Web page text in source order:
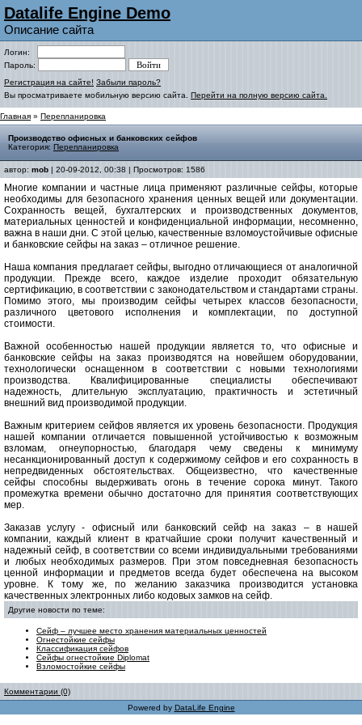
Datalife Engine Demo
Описание сайта
Логин:
Пароль:
Регистрация на сайте! Забыли пароль?
Вы просматриваете мобильную версию сайта. Перейти на полную версию сайта.
Главная » Перепланировка
Производство офисных и банковских сейфов
Категория: Перепланировка
автор: mob | 20-09-2012, 00:38 | Просмотров: 1586
Многие компании и частные лица применяют различные сейфы, которые
необходимы для безопасного хранения ценных вещей или документации.
Сохранность вещей, бухгалтерских и производственных документов,
материальных ценностей и конфиденциальной информации, несомненно,
важна в наши дни. С этой целью, качественные взломоустойчивые офисные
и банковские сейфы на заказ – отличное решение.
Наша компания предлагает сейфы, выгодно отличающиеся от аналогичной
продукции. Прежде всего, каждое изделие проходит обязательную
сертификацию, в соответствии с законодательством и стандартами страны.
Помимо этого, мы производим сейфы четырех классов безопасности,
различного цветового исполнения и комплектации, по доступной
стоимости.
Важной особенностью нашей продукции является то, что офисные и
банковские сейфы на заказ производятся на новейшем оборудовании,
технологически оснащенном в соответствии с новыми технологиями
производства. Квалифицированные специалисты обеспечивают
надежность, длительную эксплуатацию, практичность и эстетичный
внешний вид производимой продукции.
Важным критерием сейфов является их уровень безопасности. Продукция
нашей компании отличается повышенной устойчивостью к возможным
взломам, огнеупорностью, благодаря чему сведены к минимуму
несанкционированный доступ к содержимому сейфов и его сохранность в
непредвиденных обстоятельствах. Общеизвестно, что качественные
сейфы способны выдерживать огонь в течение сорока минут. Такого
промежутка времени обычно достаточно для принятия соответствующих
мер.
Заказав услугу - офисный или банковский сейф на заказ – в нашей
компании, каждый клиент в кратчайшие сроки получит качественный и
надежный сейф, в соответствии со всеми индивидуальными требованиями
и любых необходимых размеров. При этом повседневная безопасность
ценной информации и предметов всегда будет обеспечена на высоком
уровне. К тому же, по желанию заказчика производится установка
качественных электронных либо кодовых замков на сейф.
Другие новости по теме:
Сейф – лучшее место хранения материальных ценностей
Огнестойкие сейфы
Классификация сейфов
Сейфы огнестойкие Diplomat
Взломостойкие сейфы
Комментарии (0)
Powered by DataLife Engine